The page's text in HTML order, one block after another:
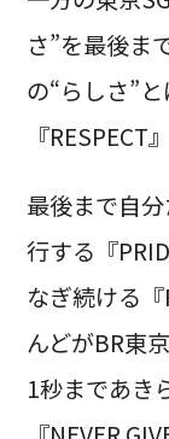
さ”を最後ま
の“らしさ”
『RESPECT
最後まで自
行する『
なぎ続ける
んどがBR東
1秒まであき